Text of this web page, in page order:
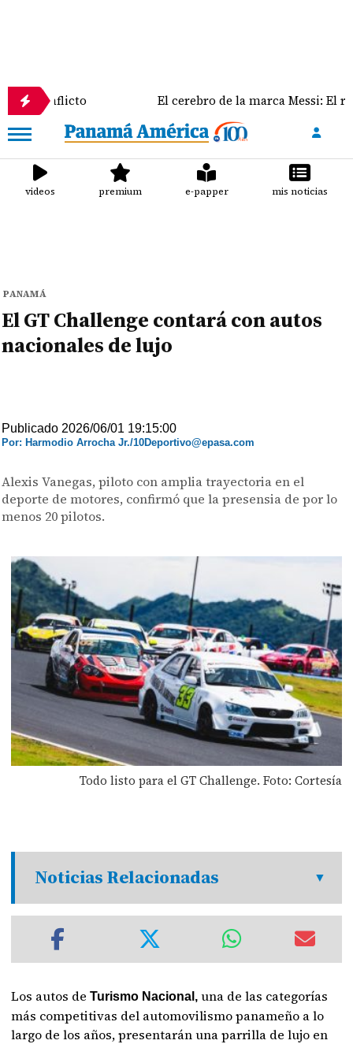
El cerebro de la marca Messi: El rol clave
videos premium e-papper mis noticias
PANAMÁ
El GT Challenge contará con autos
nacionales de lujo
Publicado 2026/06/01 19:15:00
Por: Harmodio Arrocha Jr./10Deportivo@epasa.com
Alexis Vanegas, piloto con amplia trayectoria en el
deporte de motores, confirmó que la presensia de por lo
menos 20 pilotos.
Todo listo para el GT Challenge. Foto: Cortesía
Noticias Relacionadas
Los autos deTurismo Nacional, una de las categorías
más competitivas del automovilismo panameño a lo
largo de los años, presentarán una parrilla de lujo en